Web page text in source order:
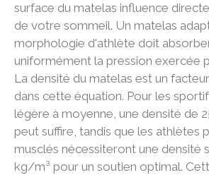
surface du matelas influence
de votre sommeil. Un matelas
morphologie d'athlète doit
uniformément la pression exercée
La densité du matelas est un
dans cette équation. Pour les
légère à moyenne, une densité de
peut suffire, tandis que les athlètes
musclés nécessiteront une densité
kg/m³ pour un soutien optimal.